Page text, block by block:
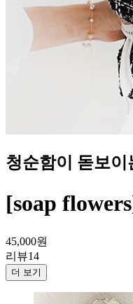
청순함이 돋보이
[soap
45,000원
리뷰14
더 보기